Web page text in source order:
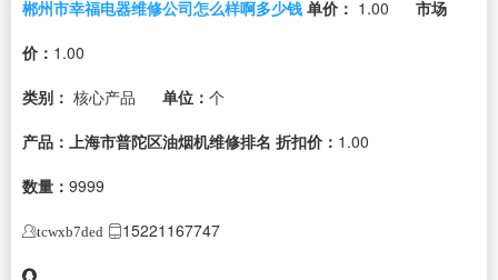
郴州市幸福电器维修公司怎么样啊多少钱 单价： 1.00
市场
价： 1.00
类别： 核心产品 单位： 个
产品：上海市普陀区油烟机维修排名 折扣价： 1.00
数量： 9999
tcwxb7ded 15221167747